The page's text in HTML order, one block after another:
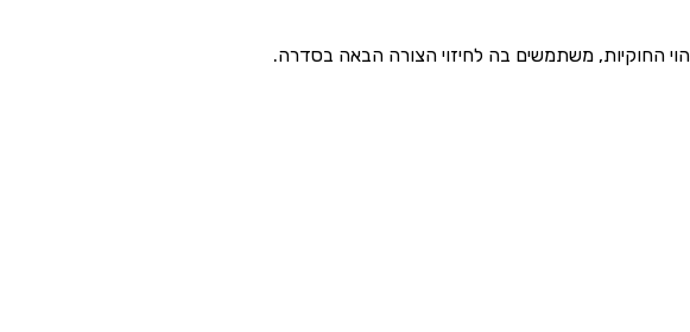
החוקיות, משתמשים בה לחיזוי הצורה הבאה בסדרה.